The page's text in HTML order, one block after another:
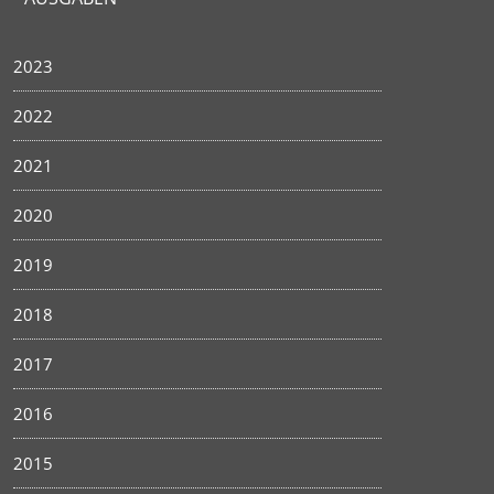
2023
2022
2021
2020
2019
2018
2017
2016
2015